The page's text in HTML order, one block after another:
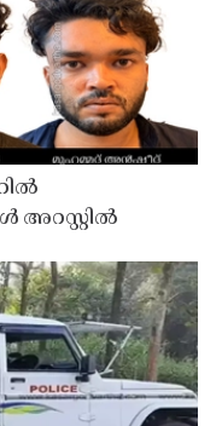
അറസ്റ്റിൽ